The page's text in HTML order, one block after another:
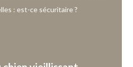
: est-ce sécuritaire ?